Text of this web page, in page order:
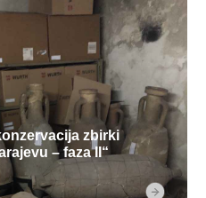
zbirki
– faza II“